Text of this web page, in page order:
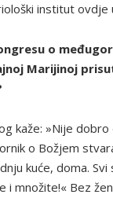
institut ovdje
o
Marijinoj
kaže: »Nije
o Božjem
kuće, doma.
i množite!« Bez